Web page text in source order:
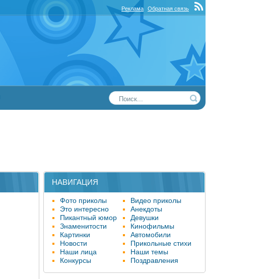
НАВИГАЦИЯ
Фото приколы
Видео приколы
Это интересно
Анекдоты
Пикантный юмор
Девушки
Знаменитости
Кинофильмы
Картинки
Автомобили
Новости
Прикольные стихи
Наши лица
Наши темы
Конкурсы
Поздравления
Реклама Обратная связь